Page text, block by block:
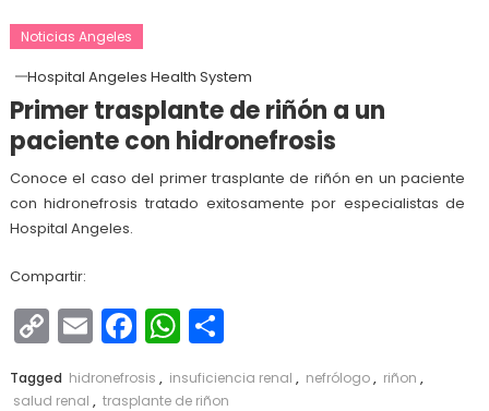
Noticias Angeles
Hospital Angeles Health System
Primer trasplante de riñón a un
paciente con hidronefrosis
Conoce el caso del primer trasplante de riñón en un paciente
con hidronefrosis tratado exitosamente por especialistas de
Hospital Angeles.
Compartir:
Copy
Link
EmailFacebook
WhatsApp
Compartir
Tagged hidronefrosis , insuficiencia renal , nefrólogo, riñon ,
salud renal , trasplante de riñon